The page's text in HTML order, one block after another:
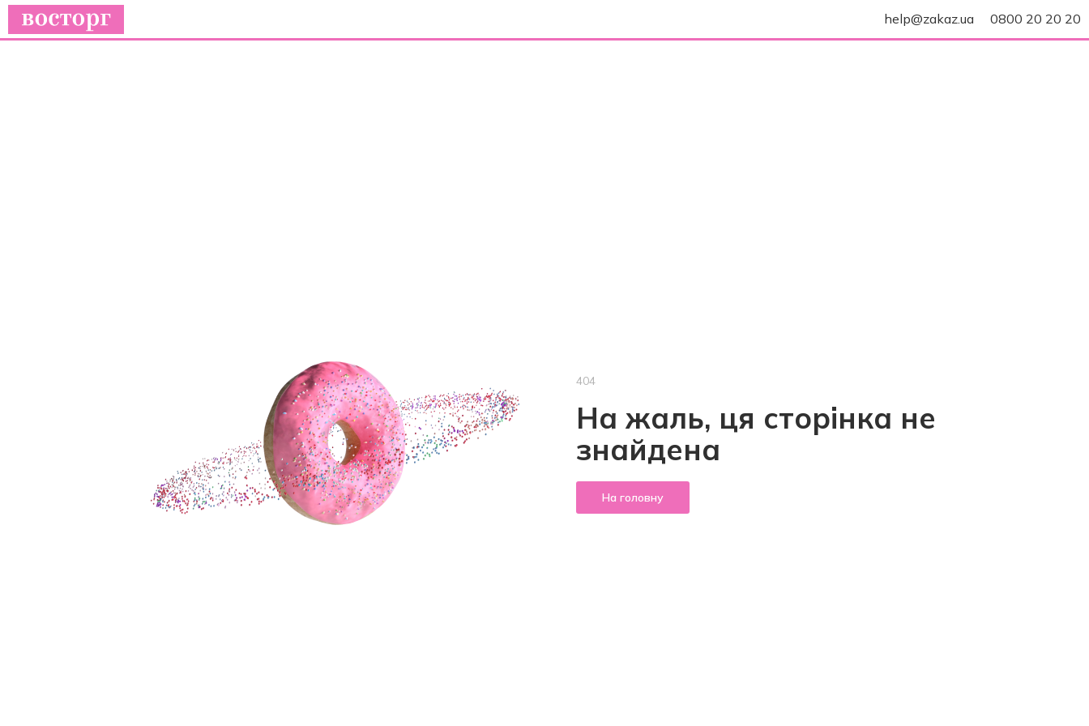
help@zakaz.ua 0800 20 20 20
404
На жаль, ця сторінка не
знайдена
На головну